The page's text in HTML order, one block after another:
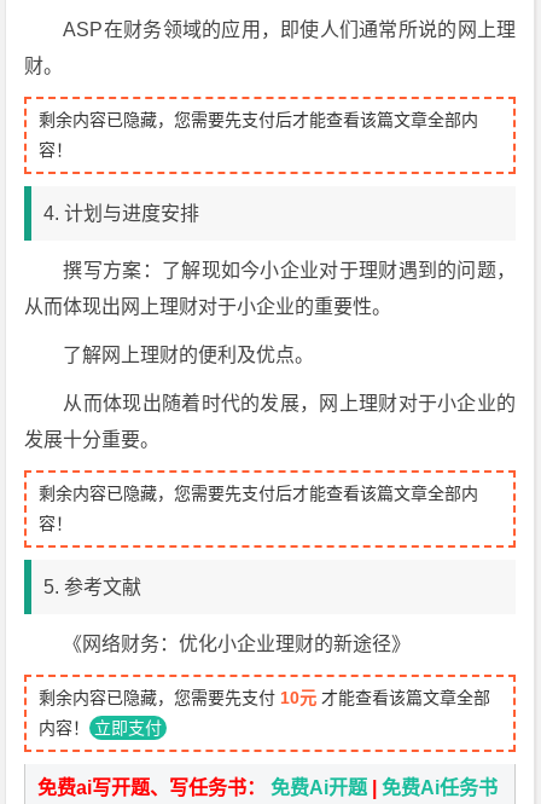
ASP在财务领域的应用，即使人们通常所说的网上理
财。
剩余内容已隐藏，您需要先支付后才能查看该篇文章全部内
容！
4. 计划与进度安排
撰写方案：了解现如今小企业对于理财遇到的问题，
从而体现出网上理财对于小企业的重要性。
了解网上理财的便利及优点。
从而体现出随着时代的发展，网上理财对于小企业的
发展十分重要。
剩余内容已隐藏，您需要先支付后才能查看该篇文章全部内
容！
5. 参考文献
《网络财务：优化小企业理财的新途径》
剩余内容已隐藏，您需要先支付 10元 才能查看该篇文章全部
内容！ 立即支付
免费ai写开题、写任务书：免费Ai开题 |免费Ai任务书